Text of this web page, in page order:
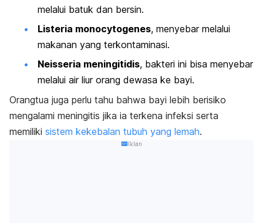
melalui batuk dan bersin.
Listeria monocytogenes, menyebar melalui
makanan yang terkontaminasi.
Neisseria meningitidis, bakteri ini bisa menyebar
melalui air liur orang dewasa ke bayi.
Orangtua juga perlu tahu bahwa bayi lebih berisiko
mengalami meningitis jika ia terkena infeksi serta
memiliki sistem kekebalan tubuh yang lemah.
Iklan